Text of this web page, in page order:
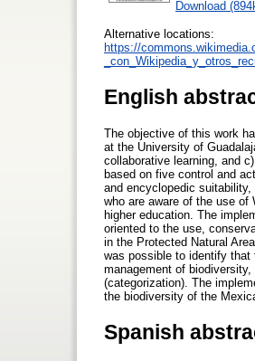
Download
Alternative locations:
https://
English
The objective of this work
at the University of
collaborative learning, and
based on five control and
and encyclopedic
who are aware of the use
higher education. The
oriented to the use,
in the Protected Natural
was possible to identify
management of
(categorization). The
the biodiversity of the
Spanish